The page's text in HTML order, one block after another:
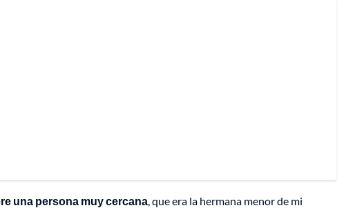
una persona muy cercana , que era la hermana menor de mi